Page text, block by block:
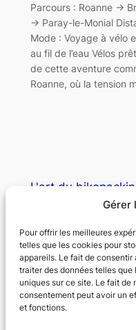
Gérer
Pour offrir les meilleures
telles que les cookies pour
appareils. Le fait de
traiter des données telles
uniques sur ce site. Le fait de
consentement peut avoir un
et fonctions.
Parcours : Roanne →
→ Paray-le-Monial
Mode : Voyage à vélo
au fil de l’eau Vélos
de cette aventure
Roanne, où la tension
L'art du
© Copyright –
droits réservés